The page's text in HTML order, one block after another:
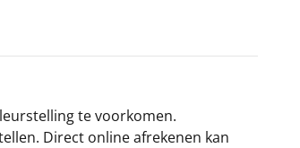
te voorkomen.
Direct online afrekenen kan